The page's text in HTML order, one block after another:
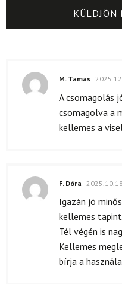
M. Tamás
A csomagolás
csomagolva a
kellemes a
F. Dóra 2025.10.18.
Igazán jó
kellemes
Tél végén is
Kellemes
bírja a